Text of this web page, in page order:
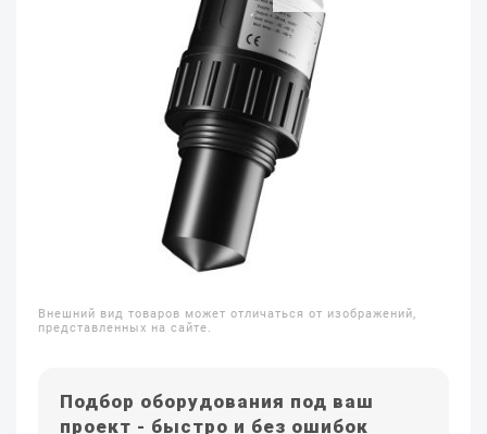
Внешний вид товаров может отличаться от изображений,
представленных на сайте.
Подбор оборудования под ваш
проект - быстро и без ошибок